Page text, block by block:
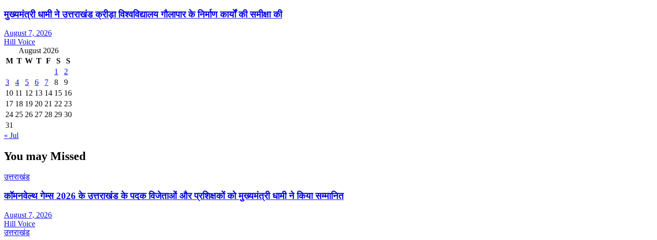
मुख्यमंत्री धामी ने उत्तराखंड क्रीड़ा विश्वविद्यालय गौलापार के निर्माण कार्यों की समीक्षा की
August 7, 2026
Hill Voice
August 2026
M T W T F S
S
1
2
3
4 5 6 7 8
9
10 11 12 13 14 15 16
17 18 19 20 21 22 23
24 25 26 27 28 29 30
31
« Jul
You may Missed
उत्तराखंड
कॉमनवेल्थ गेम्स 2026 के उत्तराखंड के पदक विजेताओं और प्रशिक्षकों को मुख्यमंत्री धामी ने किया सम्मानित
August 7, 2026
Hill Voice
उत्तराखंड